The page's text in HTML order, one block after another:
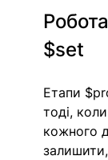
$set
Етапи
тоді,
кожного